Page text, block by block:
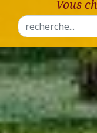
Vous
Rechercher